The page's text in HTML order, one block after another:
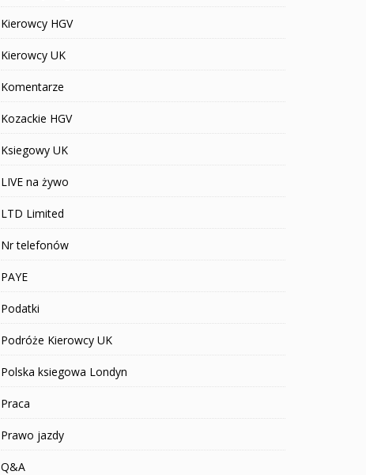
Kierowcy HGV
Kierowcy UK
Komentarze
Kozackie HGV
Ksiegowy UK
LIVE na żywo
LTD Limited
Nr telefonów
PAYE
Podatki
Podróże Kierowcy UK
Polska ksiegowa Londyn
Praca
Prawo jazdy
Q&A